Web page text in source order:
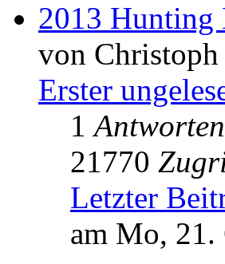
2013
von
Erster
1Antworten
21770
Letzter
am Mo,